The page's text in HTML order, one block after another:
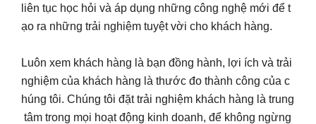
liên tục học hỏi và áp dụng những công nghệ mới để t
ạo ra những trải nghiệm tuyệt vời cho khách hàng.
Luôn xem khách hàng là bạn đồng hành, lợi ích và trải
nghiệm của khách hàng là thước đo thành công của c
húng tôi. Chúng tôi đặt trải nghiệm khách hàng là trung
tâm trong mọi hoạt động kinh doanh, để không ngừng